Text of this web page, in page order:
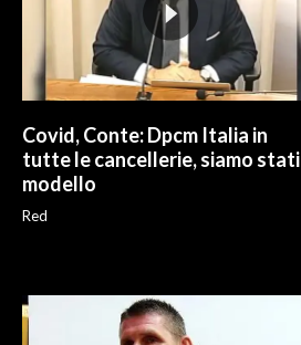
Covid, Conte: Dpcm Italia in
tutte le cancellerie, siamo stati
modello
Red